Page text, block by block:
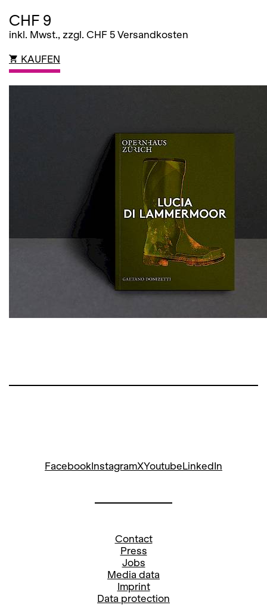
CHF 9
inkl. Mwst., zzgl. CHF 5 Versandkosten
KAUFEN
FacebookInstagramXYoutubeLinkedIn
Contact
Press
Jobs
Media data
Imprint
Data protection